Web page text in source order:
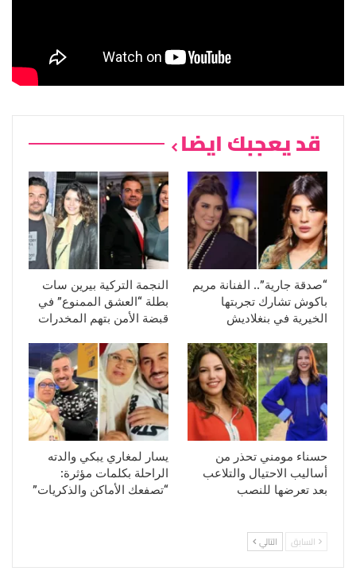
قد يعجبك ايضا
“صدقة جارية”.. الفنانة مريم
باكوش تشارك تجربتها
الخيرية في بنغلاديش
النجمة التركية بيرين سات
بطلة “العشق الممنوع” في
قبضة الأمن بتهم المخدرات
حسناء مومني تحذر من
أساليب الاحتيال والتلاعب
بعد تعرضها للنصب
يسار لمغاري يبكي والدته
الراحلة بكلمات مؤثرة:
“تصفعك الأماكن والذكريات”
السابق التالي